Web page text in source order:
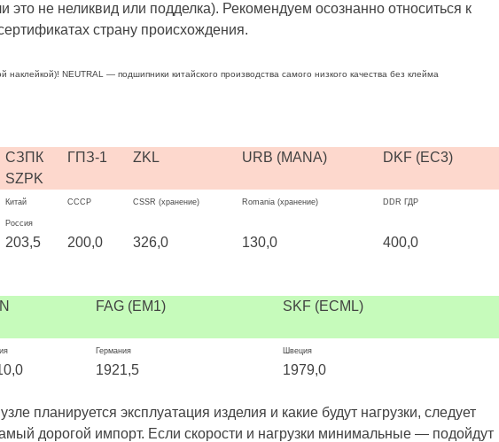
не неликвид или подделка). Рекомендуем осознанно относиться к
страну происхождения.
NEUTRAL — подшипники китайского производства самого низкого качества без клейма
СЗПК
SZPK
ГПЗ-1 ZKL URB (MANA) DKF (EC3)
Китай
Россия
СССР CSSR (хранение) Romania (хранение) DDR ГДР
203,5 200,0 326,0 130,0 400,0
FAG (EM1) SKF (ECML)
Германия Швеция
1921,5 1979,0
планируется эксплуатация изделия и какие будут нагрузки, следует
дорогой импорт. Если скорости и нагрузки минимальные — подойдут